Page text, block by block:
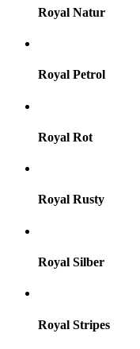
Royal Natur
Royal Petrol
Royal Rot
Royal Rusty
Royal Silber
Royal Stripes